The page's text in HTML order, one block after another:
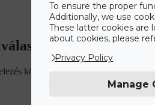
közül választhatunk
To ensure the proper
Additionally, we use
These latter cookies are
about cookies, please
Privacy Policy
Manage